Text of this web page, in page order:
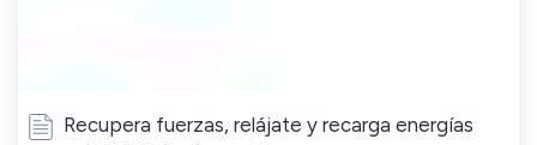
Recupera fuerzas, relájate y recarga energías